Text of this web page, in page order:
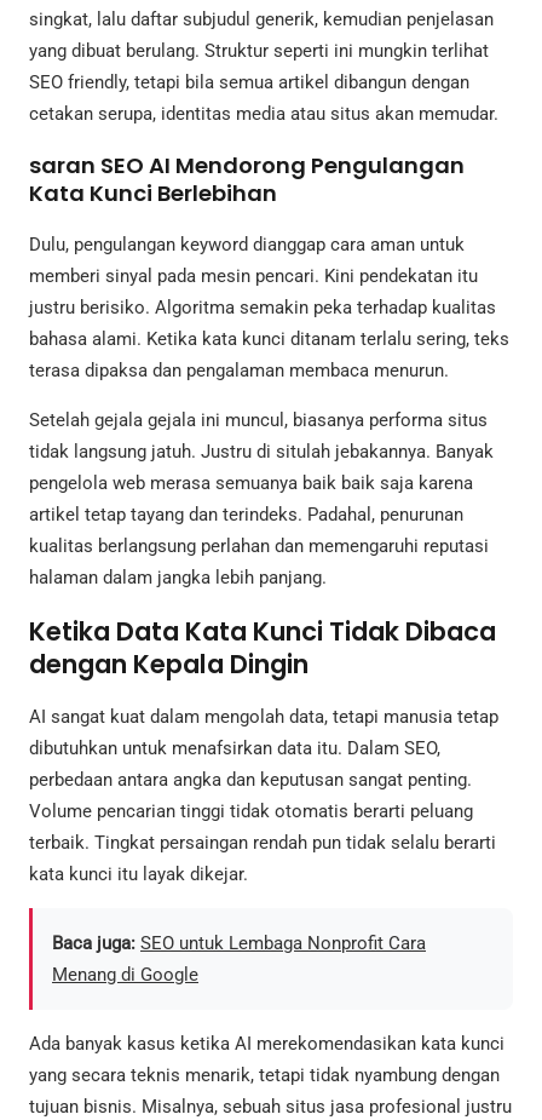
singkat, lalu daftar subjudul generik, kemudian penjelasan
yang dibuat berulang. Struktur seperti ini mungkin terlihat
SEO friendly, tetapi bila semua artikel dibangun dengan
cetakan serupa, identitas media atau situs akan memudar.
saran SEO AI Mendorong Pengulangan
Kata Kunci Berlebihan
Dulu, pengulangan keyword dianggap cara aman untuk
memberi sinyal pada mesin pencari. Kini pendekatan itu
justru berisiko. Algoritma semakin peka terhadap kualitas
bahasa alami. Ketika kata kunci ditanam terlalu sering, teks
terasa dipaksa dan pengalaman membaca menurun.
Setelah gejala gejala ini muncul, biasanya performa situs
tidak langsung jatuh. Justru di situlah jebakannya. Banyak
pengelola web merasa semuanya baik baik saja karena
artikel tetap tayang dan terindeks. Padahal, penurunan
kualitas berlangsung perlahan dan memengaruhi reputasi
halaman dalam jangka lebih panjang.
Ketika Data Kata Kunci Tidak Dibaca
dengan Kepala Dingin
AI sangat kuat dalam mengolah data, tetapi manusia tetap
dibutuhkan untuk menafsirkan data itu. Dalam SEO,
perbedaan antara angka dan keputusan sangat penting.
Volume pencarian tinggi tidak otomatis berarti peluang
terbaik. Tingkat persaingan rendah pun tidak selalu berarti
kata kunci itu layak dikejar.
Baca juga: SEO untuk Lembaga Nonprofit Cara
Menang di Google
Ada banyak kasus ketika AI merekomendasikan kata kunci
yang secara teknis menarik, tetapi tidak nyambung dengan
tujuan bisnis. Misalnya, sebuah situs jasa profesional justru